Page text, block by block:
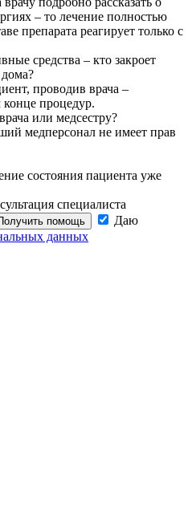
– то лечение полностью
препарата реагирует только с
средства – кто закроет
проводив врача –
конце процедур.
или медсестру?
медперсонал не имеет прав
состояния пациента уже
специалиста
помощь
Даю
данных